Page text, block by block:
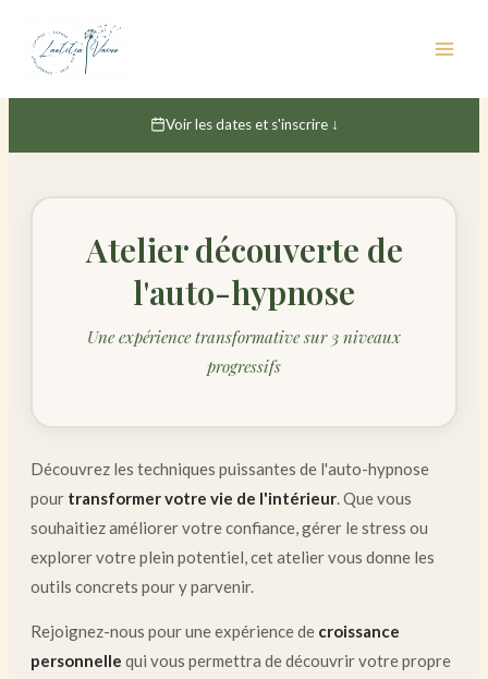
contenu
Voir les dates et s'inscrire ↓
Atelier découverte de
l'auto-hypnose
Une expérience transformative sur 3 niveaux
progressifs
Découvrez les techniques puissantes de l'auto-hypnose
pour transformer votre vie de l'intérieur. Que vous
souhaitiez améliorer votre confiance, gérer le stress ou
explorer votre plein potentiel, cet atelier vous donne les
outils concrets pour y parvenir.
Rejoignez-nous pour une expérience de croissance
personnelle qui vous permettra de découvrir votre propre